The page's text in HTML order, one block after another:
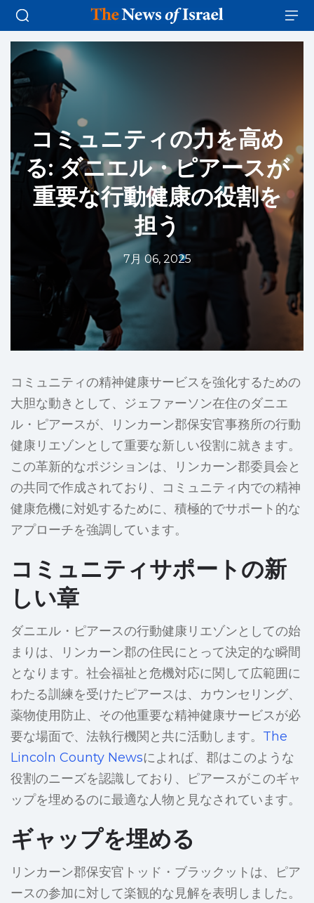
コミュニティの力を高め
る: ダニエル・ピアースが
重要な行動健康の役割を
担う
7月 06, 2025
コミュニティの精神健康サービスを強化するための
大胆な動きとして、ジェファーソン在住のダニエ
ル・ピアースが、リンカーン郡保安官事務所の行動
健康リエゾンとして重要な新しい役割に就きます。
この革新的なポジションは、リンカーン郡委員会と
の共同で作成されており、コミュニティ内での精神
健康危機に対処するために、積極的でサポート的な
アプローチを強調しています。
コミュニティサポートの新
しい章
ダニエル・ピアースの行動健康リエゾンとしての始
まりは、リンカーン郡の住民にとって決定的な瞬間
となります。社会福祉と危機対応に関して広範囲に
わたる訓練を受けたピアースは、カウンセリング、
薬物使用防止、その他重要な精神健康サービスが必
要な場面で、法執行機関と共に活動します。 The
Lincoln County Newsによれば、郡はこのような
役割のニーズを認識しており、ピアースがこのギャ
ップを埋めるのに最適な人物と見なされています。
ギャップを埋める
リンカーン郡保安官トッド・ブラックットは、ピア
ースの参加に対して楽観的な見解を表明しました。